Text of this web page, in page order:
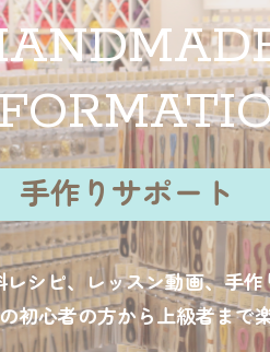
手作りサポート
シピ、レッスン動画、手
初心者の方から上級者まで